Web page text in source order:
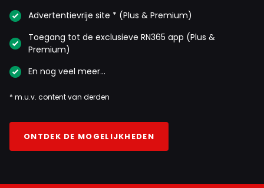
Advertentievrije site * (Plus & Premium)
Toegang tot de exclusieve RN365 app (Plus &
Premium)
En nog veel meer…
* m.u.v. content van derden
ONTDEK DE MOGELIJKHEDEN